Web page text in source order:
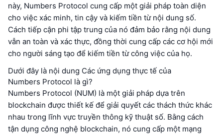
này, Numbers Protocol cung cấp một giải pháp toàn diện
cho việc xác minh, tin cậy và kiếm tiền từ nội dung số.
Cách tiếp cận phi tập trung của nó đảm bảo rằng nội dung
vẫn an toàn và xác thực, đồng thời cung cấp các cơ hội mới
cho người sáng tạo để kiếm tiền từ công việc của họ.
Dưới đây là nội dung Các ứng dụng thực tế của
Numbers Protocol là gì?
Numbers Protocol (NUM) là một giải pháp dựa trên
blockchain được thiết kế để giải quyết các thách thức khác
nhau trong lĩnh vực truyền thông kỹ thuật số. Bằng cách
tận dụng công nghệ blockchain, nó cung cấp một mạng